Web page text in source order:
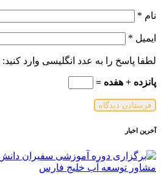
نام *
ایمیل *
لطفا پاسخ را به عدد انگلیسی وارد کنید:
پانزده + هفده =
آخرین اخبار